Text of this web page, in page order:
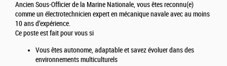
Ancien Sous-Officier de la Marine Nationale, vous êtes reconnu(e)
comme un électrotechnicien expert en mécanique navale avec au moins
10 ans d’expérience.
Ce poste est fait pour vous si
Vous êtes autonome, adaptable et savez évoluer dans des
environnements multiculturels